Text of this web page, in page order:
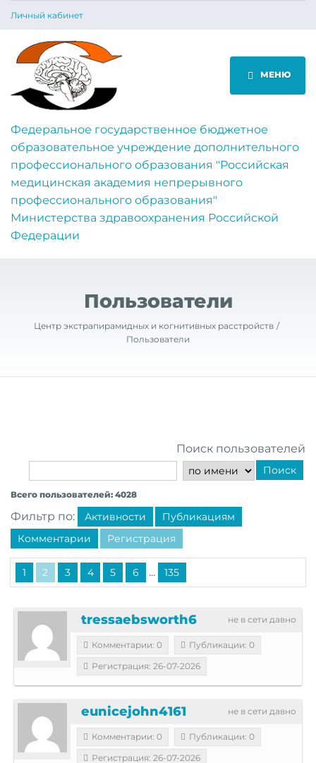
Личный кабинет
МЕНЮ
Федеральное государственное бюджетное
образовательное учреждение дополнительного
профессионального образования "Российская
медицинская академия непрерывного
профессионального образования"
Министерства здравоохранения Российской
Федерации
Пользователи
Центр экстрапирамидных и когнитивных расстройств
Пользователи
Поиск пользователей
Поиск
Всего пользователей: 4028
Фильтр по: Активности
Публикациям
Комментарии
Регистрация
1 2 3 4 5 6 ... 135
не в сети давно
tressaebsworth6
Комментарии: 0
Публикации: 0
Регистрация: 26-07-2026
не в сети давно
eunicejohn4161
Комментарии: 0
Публикации: 0
Регистрация: 26-07-2026